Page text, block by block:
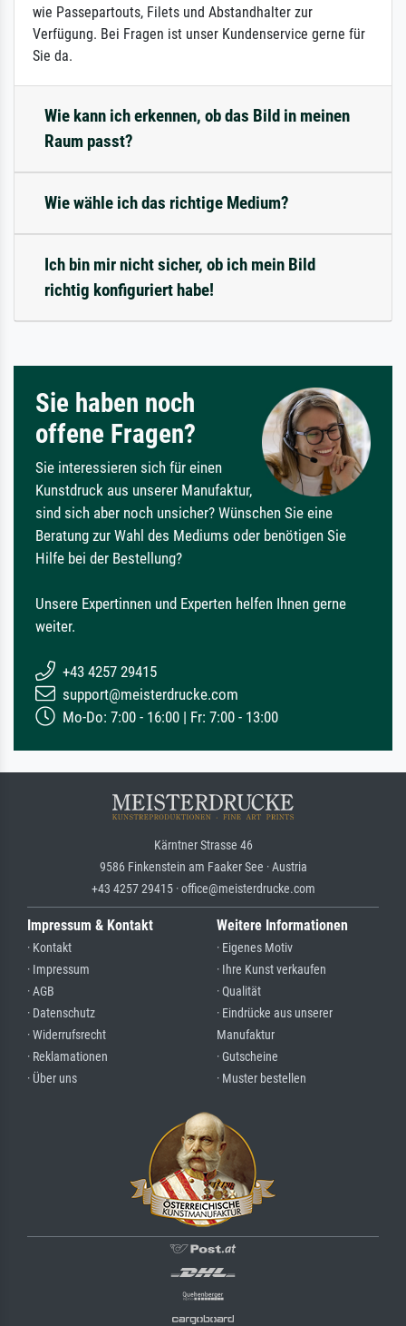
wie Passepartouts, Filets und Abstandhalter zur
Verfügung. Bei Fragen ist unser Kundenservice gerne für
Sie da.
Wie kann ich erkennen, ob das Bild in meinen
Raum passt?
Wie wähle ich das richtige Medium?
Ich bin mir nicht sicher, ob ich mein Bild
richtig konfiguriert habe!
Sie haben noch
offene Fragen?
Sie interessieren sich für einen
Kunstdruck aus unserer Manufaktur,
sind sich aber noch unsicher? Wünschen Sie eine
Beratung zur Wahl des Mediums oder benötigen Sie
Hilfe bei der Bestellung?
Unsere Expertinnen und Experten helfen Ihnen gerne
weiter.
+43 4257 29415
support@meisterdrucke.com
Mo-Do: 7:00 - 16:00 | Fr: 7:00 - 13:00
Kärntner Strasse 46
9586 Finkenstein am Faaker See · Austria
+43 4257 29415 · office@meisterdrucke.com
Impressum & Kontakt
· Kontakt
· Impressum
· AGB
· Datenschutz
· Widerrufsrecht
· Reklamationen
· Über uns
Weitere Informationen
· Eigenes Motiv
· Ihre Kunst verkaufen
· Qualität
· Eindrücke aus unserer
Manufaktur
· Gutscheine
· Muster bestellen